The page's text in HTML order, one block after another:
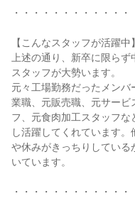
・・・・・・・・・・・・
【こんなスタッフが活躍中】
上述の通り、新卒に限ら
スタッフが大勢います。
元々工場勤務だったメン
業職、元販売職、元サービ
フ、元食肉加工スタッフ
し活躍してくれています
や休みがきっちりしてい
いています。
・・・・・・・・・・・・